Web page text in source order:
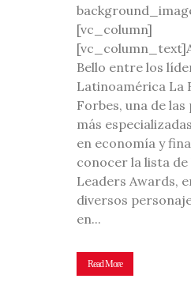
[vc_column]
Bello entre los
Latinoamérica La
Forbes, una de las
más
en economía y
conocer la lista
Leaders Awards,
diversos
en...
Read More